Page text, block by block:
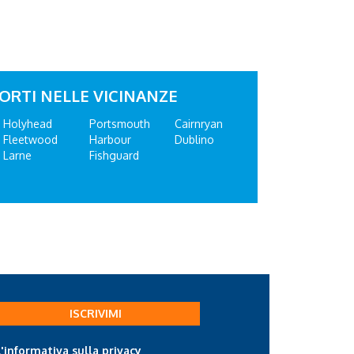
NELLE VICINANZE
Holyhead
Fleetwood
Larne
Portsmouth
Harbour
Fishguard
Cairnryan
Dublino
ISCRIVIMI
sulla privacy